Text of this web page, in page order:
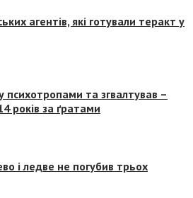
агентів, які готували теракт у
психотропами та згвалтував –
років за ґратами
і ледве не погубив трьох